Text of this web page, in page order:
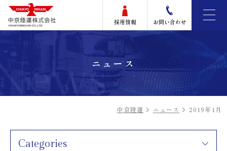
採用情報 お問い合わせ
ニュース
中京陸運 ニュース 2019年1月
Categories